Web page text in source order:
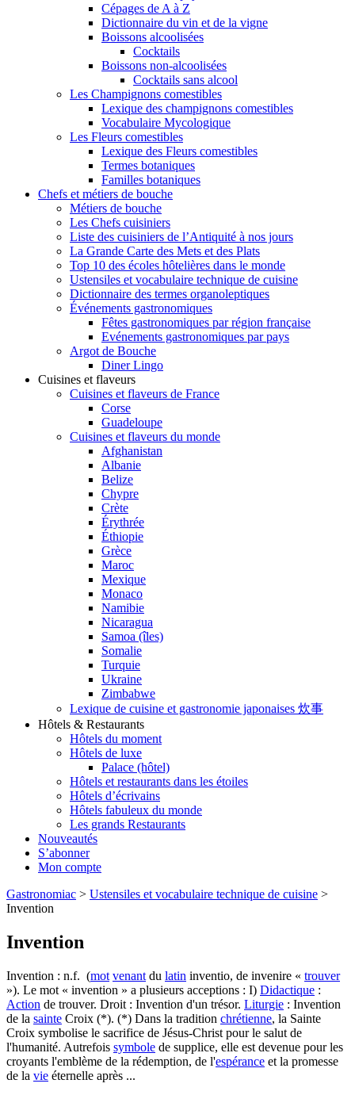
Cépages de A à Z
Dictionnaire du vin et de la vigne
Boissons alcoolisées
Cocktails
Boissons non-alcoolisées
Cocktails sans alcool
Les Champignons comestibles
Lexique des champignons comestibles
Vocabulaire Mycologique
Les Fleurs comestibles
Lexique des Fleurs comestibles
Termes botaniques
Familles botaniques
Chefs et métiers de bouche
Métiers de bouche
Les Chefs cuisiniers
Liste des cuisiniers de l’Antiquité à nos jours
La Grande Carte des Mets et des Plats
Top 10 des écoles hôtelières dans le monde
Ustensiles et vocabulaire technique de cuisine
Dictionnaire des termes organoleptiques
Événements gastronomiques
Fêtes gastronomiques par région française
Evénements gastronomiques par pays
Argot de Bouche
Diner Lingo
Cuisines et flaveurs
Cuisines et flaveurs de France
Corse
Guadeloupe
Cuisines et flaveurs du monde
Afghanistan
Albanie
Belize
Chypre
Crète
Érythrée
Éthiopie
Grèce
Maroc
Mexique
Monaco
Namibie
Nicaragua
Samoa (îles)
Somalie
Turquie
Ukraine
Zimbabwe
Lexique de cuisine et gastronomie japonaises 炊事
Hôtels & Restaurants
Hôtels du moment
Hôtels de luxe
Palace (hôtel)
Hôtels et restaurants dans les étoiles
Hôtels d’écrivains
Hôtels fabuleux du monde
Les grands Restaurants
Nouveautés
S’abonner
Mon compte
Gastronomiac > Ustensiles et vocabulaire technique de cuisine >
Invention
Invention
Invention : n.f. (mot venant du latin inventio, de invenire « trouver
»). Le mot « invention » a plusieurs acceptions : I) Didactique :
Action de trouver. Droit : Invention d'un trésor. Liturgie : Invention
de la sainte Croix (*). (*) Dans la tradition chrétienne, la Sainte
Croix symbolise le sacrifice de Jésus-Christ pour le salut de
l'humanité. Autrefois symbole de supplice, elle est devenue pour les
croyants l'emblème de la rédemption, de l'espérance et la promesse
de la vie éternelle après ...